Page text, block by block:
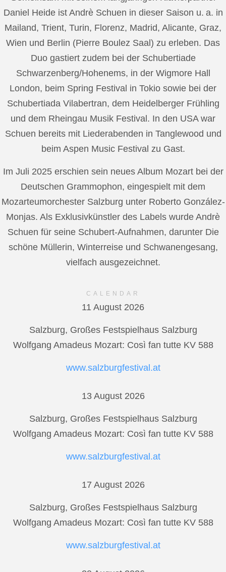
Daniel Heide ist Andrè Schuen in dieser Saison u. a. in
Mailand, Trient, Turin, Florenz, Madrid, Alicante, Graz,
Wien und Berlin (Pierre Boulez Saal) zu erleben. Das
Duo gastiert zudem bei der Schubertiade
Schwarzenberg/Hohenems, in der Wigmore Hall
London, beim Spring Festival in Tokio sowie bei der
Schubertiada Vilabertran, dem Heidelberger Frühling
und dem Rheingau Musik Festival. In den USA war
Schuen bereits mit Liederabenden in Tanglewood und
beim Aspen Music Festival zu Gast.
Im Juli 2025 erschien sein neues Album Mozart bei der
Deutschen Grammophon, eingespielt mit dem
Mozarteumorchester Salzburg unter Roberto González-
Monjas. Als Exklusivkünstler des Labels wurde Andrè
Schuen für seine Schubert-Aufnahmen, darunter Die
schöne Müllerin, Winterreise und Schwanengesang,
vielfach ausgezeichnet.
CALENDAR
11 August 2026
Salzburg, Großes Festspielhaus Salzburg
Wolfgang Amadeus Mozart: Così fan tutte KV 588
www.salzburgfestival.at
13 August 2026
Salzburg, Großes Festspielhaus Salzburg
Wolfgang Amadeus Mozart: Così fan tutte KV 588
www.salzburgfestival.at
17 August 2026
Salzburg, Großes Festspielhaus Salzburg
Wolfgang Amadeus Mozart: Così fan tutte KV 588
www.salzburgfestival.at